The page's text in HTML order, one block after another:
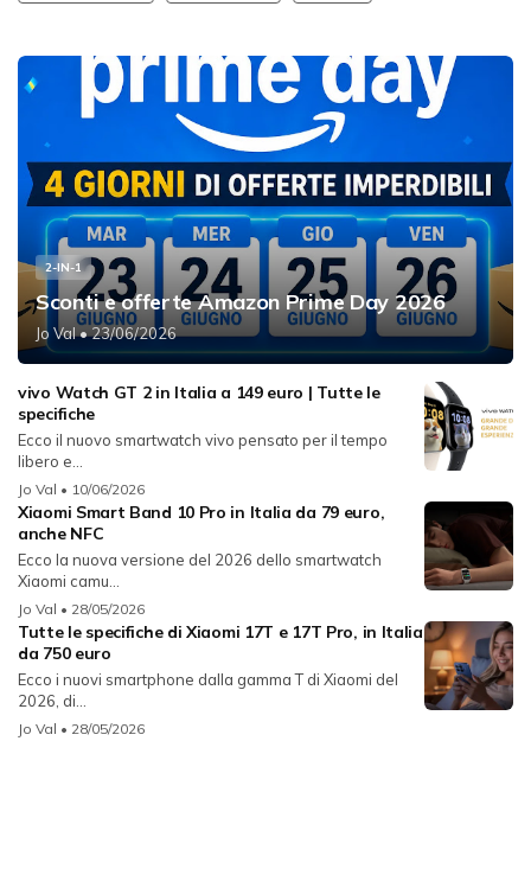
2-IN-1
Sconti e offerte Amazon Prime Day 2026
Jo Val• 23/06/2026
vivo Watch GT 2 in Italia a 149 euro | Tutte le
specifiche
Ecco il nuovo smartwatch vivo pensato per il tempo
libero e...
Jo Val • 10/06/2026
Xiaomi Smart Band 10 Pro in Italia da 79 euro,
anche NFC
Ecco la nuova versione del 2026 dello smartwatch
Xiaomi camu...
Jo Val • 28/05/2026
Tutte le specifiche di Xiaomi 17T e 17T Pro, in Italia
da 750 euro
Ecco i nuovi smartphone dalla gamma T di Xiaomi del
2026, di...
Jo Val • 28/05/2026